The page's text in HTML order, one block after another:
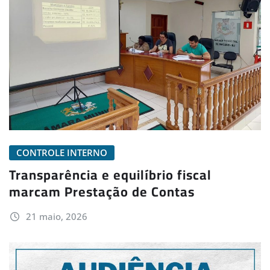
CONTROLE INTERNO
Transparência e equilíbrio fiscal
marcam Prestação de Contas
21 maio, 2026